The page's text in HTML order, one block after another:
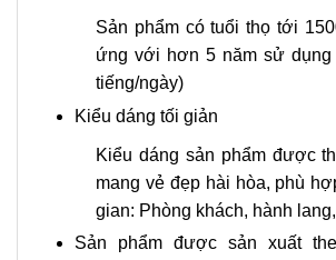
Sản phẩm có tuổi thọ tới
ứng với hơn 5 năm sử dụng
tiếng/ngày)
Kiểu dáng tối giản
Kiểu dáng sản phẩm được
mang vẻ đẹp hài hòa, phù
gian: Phòng khách, hành
Sản phẩm được sản xuất